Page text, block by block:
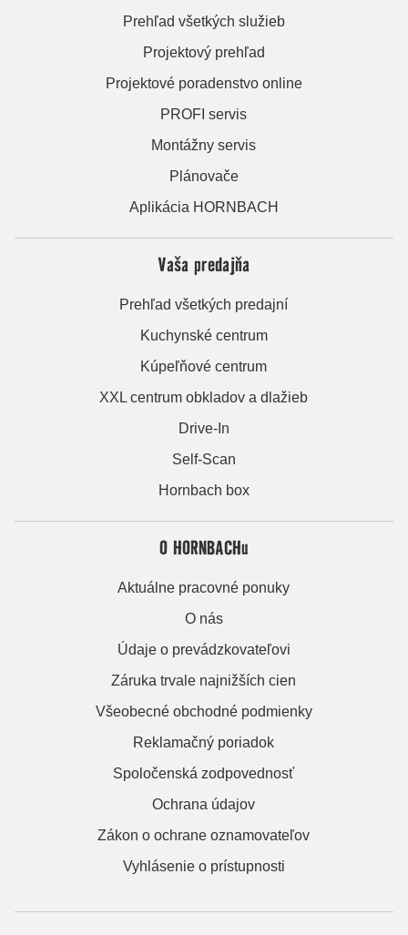
Prehľad všetkých služieb
Projektový prehľad
Projektové poradenstvo online
PROFI servis
Montážny servis
Plánovače
Aplikácia HORNBACH
Vaša predajňa
Prehľad všetkých predajní
Kuchynské centrum
Kúpeľňové centrum
XXL centrum obkladov a dlažieb
Drive-In
Self-Scan
Hornbach box
O HORNBACHu
Aktuálne pracovné ponuky
O nás
Údaje o prevádzkovateľovi
Záruka trvale najnižších cien
Všeobecné obchodné podmienky
Reklamačný poriadok
Spoločenská zodpovednosť
Ochrana údajov
Zákon o ochrane oznamovateľov
Vyhlásenie o prístupnosti